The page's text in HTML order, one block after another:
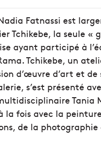
Nadia Fatnassi est
Tchikebe, la seule «
ayant participé à
Tchikebe, un
d’œuvre d’art et
s’est présenté
Tania
la fois avec la
de la photographie